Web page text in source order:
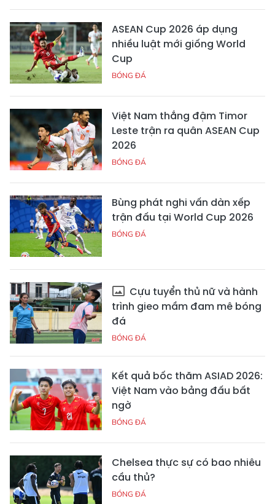
ASEAN Cup 2026 áp dụng
nhiều luật mới giống World
Cup
BÓNG ĐÁ
Việt Nam thắng đậm Timor
Leste trận ra quân ASEAN Cup
2026
BÓNG ĐÁ
Bùng phát nghi vấn dàn xếp
trận đấu tại World Cup 2026
BÓNG ĐÁ
Cựu tuyển thủ nữ và hành
trình gieo mầm đam mê bóng
đá
BÓNG ĐÁ
Kết quả bốc thăm ASIAD 2026:
Việt Nam vào bảng đấu bất
ngờ
BÓNG ĐÁ
Chelsea thực sự có bao nhiêu
cầu thủ?
BÓNG ĐÁ